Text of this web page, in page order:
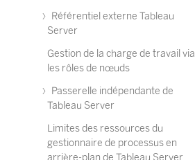
Référentiel externe Tableau
Server
Gestion de la charge de travail via
les rôles de nœuds
Passerelle indépendante de
Tableau Server
Limites des ressources du
gestionnaire de processus en
arrière-plan de Tableau Server